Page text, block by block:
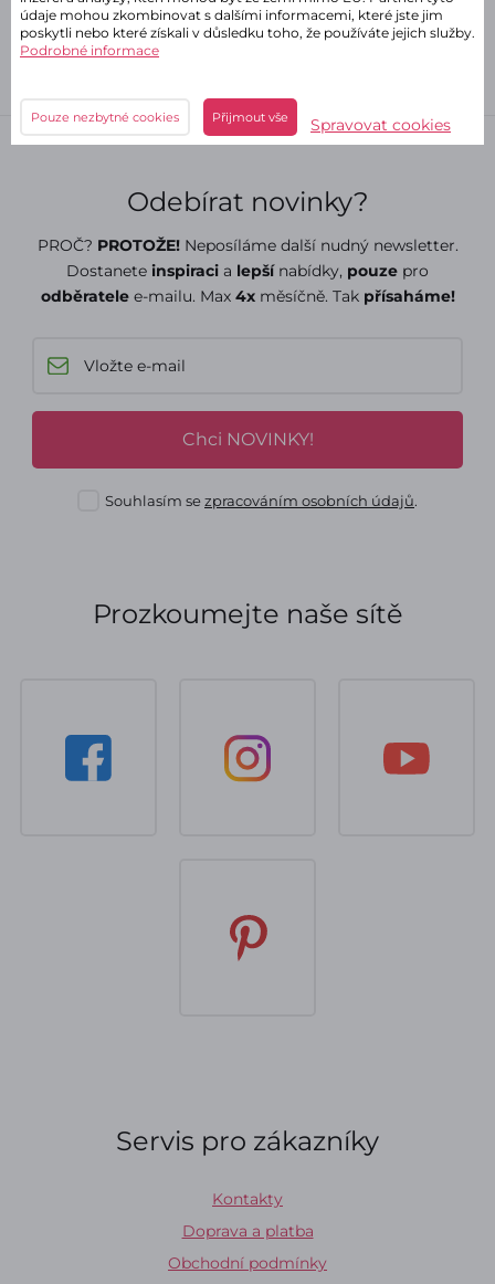
Odebírat novinky?
PROČ? PROTOŽE! Neposíláme další nudný newsletter.
Dostanete inspiraci a lepšínabídky, pouze pro
odběratelee-mailu. Max 4xměsíčně. Tak přísaháme!
Chci NOVINKY!
Souhlasím sezpracováním osobních údajů.
Prozkoumejte naše sítě
Servis pro zákazníky
Kontakty
Doprava a platba
Obchodní podmínky
údaje mohou zkombinovat s dalšími informacemi, které jste jim
poskytli nebo které získali v důsledku toho, že používáte jejich služby.
Podrobné informace
Pouze nezbytné cookies Přijmout vše Spravovat cookies